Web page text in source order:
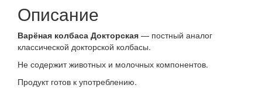
Описание
Варёная колбаса Докторская — постный аналог
классической докторской колбасы.
Не содержит животных и молочных компонентов.
Продукт готов к употреблению.